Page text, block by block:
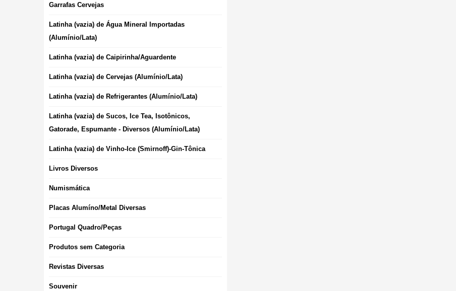
Garrafas Cervejas
Latinha (vazia) de Água Mineral Importadas
(Alumínio/Lata)
Latinha (vazia) de Caipirinha/Aguardente
Latinha (vazia) de Cervejas (Alumínio/Lata)
Latinha (vazia) de Refrigerantes (Alumínio/Lata)
Latinha (vazia) de Sucos, Ice Tea, Isotônicos,
Gatorade, Espumante - Diversos (Alumínio/Lata)
Latinha (vazia) de Vinho-Ice (Smirnoff)-Gin-Tônica
Livros Diversos
Numismática
Placas Alumíno/Metal Diversas
Portugal Quadro/Peças
Produtos sem Categoria
Revistas Diversas
Souvenir